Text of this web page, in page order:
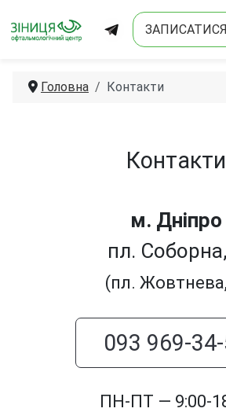
ЗАПИСАТИСЯ
Головна Контакти
Контакти
м. Дніпро
пл.
(пл.
093 969-
ПН-ПТ — 9:00-